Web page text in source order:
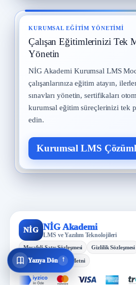
Yazıya Dön ↓
KURUMSAL EĞITIM YÖNETIMI
Çalışan Eğitimlerinizi Tek
Yönetin
NİG Akademi Kurumsal LMS
çalışanlarınıza eğitim atayın,
sınavları yönetin, sertifikaları
kurumsal eğitim süreçlerinizi tek
edin.
Kurumsal LMS
NİG NİG Akademi
LMS ve Yazılım Teknolojileri
Mesafeli Satış Sözleşmesi Gizlilik Sözleşmesi
KVKK Aydınlatma Metni